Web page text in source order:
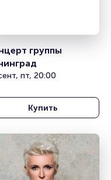
группы
пт, 20:00
Купить